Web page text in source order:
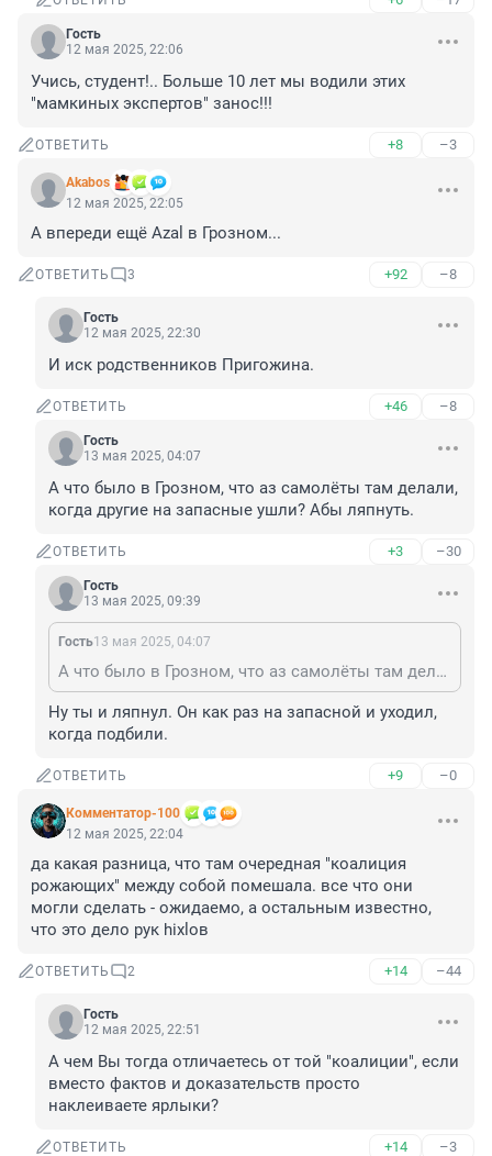
Гость
12 мая 2025, 22:06
Учись, студент!.. Больше 10 лет мы водили этих
"мамкиных экспертов" занос!!!
ОТВЕТИТЬ +8 –3
Akabos
12 мая 2025, 22:05
А впереди ещё Azal в Грозном...
ОТВЕТИТЬ 3 +92 –8
Гость
12 мая 2025, 22:30
И иск родственников Пригожина.
ОТВЕТИТЬ +46 –8
Гость
13 мая 2025, 04:07
А что было в Грозном, что аз самолёты там делали,
когда другие на запасные ушли? Абы ляпнуть.
ОТВЕТИТЬ +3 –30
Гость
13 мая 2025, 09:39
Гость13 мая 2025, 04:07
А что было в Грозном, что аз самолёты там делали, когда другие на запасные ушли? Абы ляпнуть.
Ну ты и ляпнул. Он как раз на запасной и уходил,
когда подбили.
ОТВЕТИТЬ +9 –0
Комментатор-100
12 мая 2025, 22:04
да какая разница, что там очередная "коалиция
рожающих" между собой помешала. все что они
могли сделать - ожидаемо, а остальным известно,
что это дело рук hixlов
ОТВЕТИТЬ 2 +14 –44
Гость
12 мая 2025, 22:51
А чем Вы тогда отличаетесь от той "коалиции", если
вместо фактов и доказательств просто
наклеиваете ярлыки?
ОТВЕТИТЬ +14 –3